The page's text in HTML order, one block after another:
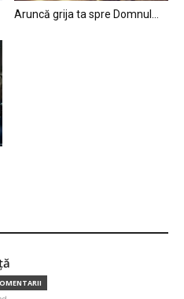
Aruncă grija ta spre Domnul…